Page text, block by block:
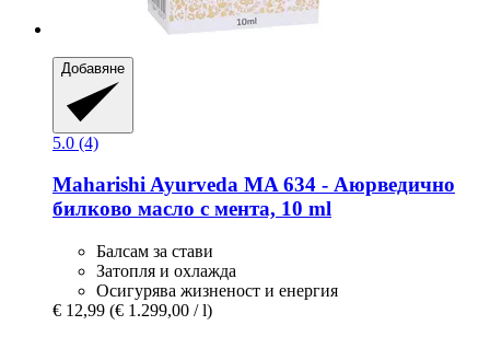
Добавяне
5.0 (4)
Maharishi Ayurveda MA 634 -​ Аюрведично
билково масло с мента, 10 ml
Балсам за стави
Затопля и охлажда
Осигурява жизненост и енергия
€ 12,99 (€ 1.299,00 / l)